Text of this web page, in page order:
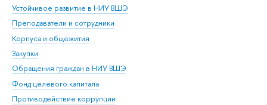
Устойчивое развитие в НИУ ВШЭ
Преподаватели и сотрудники
Корпуса и общежития
Закупки
Обращения граждан в НИУ ВШЭ
Фонд целевого капитала
Противодействие коррупции